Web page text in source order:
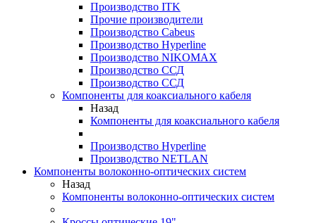
Производство ITK
Прочие производители
Производство Cabeus
Производство Hyperline
Производство NIKOMAX
Производство ССД
Производство ССД
Компоненты для коаксиального кабеля
Назад
Компоненты для коаксиального кабеля
Производство Hyperline
Производство NETLAN
Компоненты волоконно-оптических систем
Назад
Компоненты волоконно-оптических систем